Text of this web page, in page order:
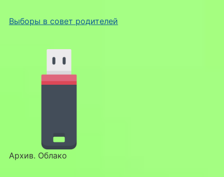
Выборы в совет родителей
Архив. Облако